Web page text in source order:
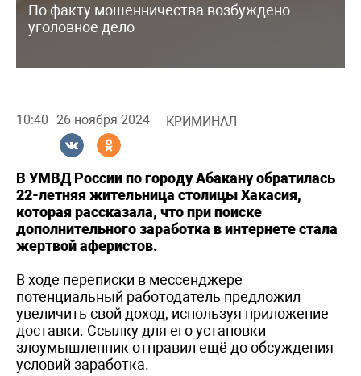
По факту мошенничества возбуждено
уголовное дело
10:40 26 ноября 2024 КРИМИНАЛ
В УМВД России по городу Абакану обратилась
22-летняя жительница столицы Хакасия,
которая рассказала, что при поиске
дополнительного заработка в интернете стала
жертвой аферистов.
В ходе переписки в мессенджере
потенциальный работодатель предложил
увеличить свой доход, используя приложение
доставки. Ссылку для его установки
злоумышленник отправил ещё до обсуждения
условий заработка.